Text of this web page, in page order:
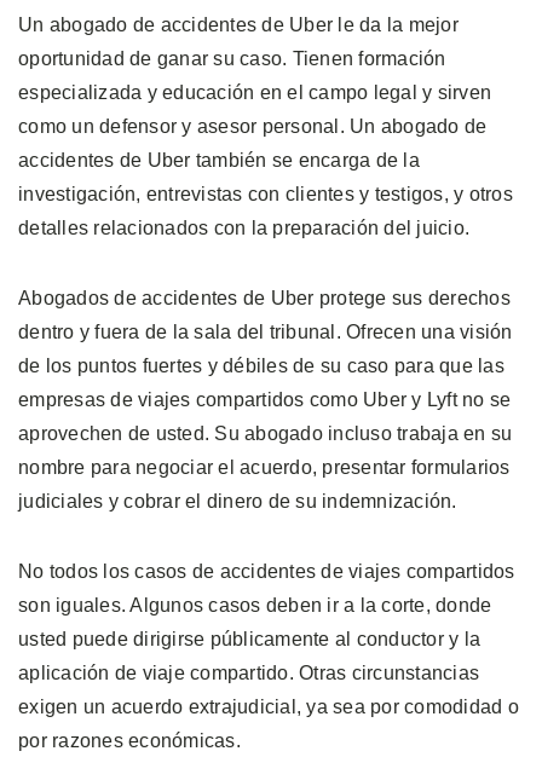
Un abogado de accidentes de Uber le da la mejor
oportunidad de ganar su caso. Tienen formación
especializada y educación en el campo legal y sirven
como un defensor y asesor personal. Un abogado de
accidentes de Uber también se encarga de la
investigación, entrevistas con clientes y testigos, y otros
detalles relacionados con la preparación del juicio.
Abogados de accidentes de Uber protege sus derechos
dentro y fuera de la sala del tribunal. Ofrecen una visión
de los puntos fuertes y débiles de su caso para que las
empresas de viajes compartidos como Uber y Lyft no se
aprovechen de usted. Su abogado incluso trabaja en su
nombre para negociar el acuerdo, presentar formularios
judiciales y cobrar el dinero de su indemnización.
No todos los casos de accidentes de viajes compartidos
son iguales. Algunos casos deben ir a la corte, donde
usted puede dirigirse públicamente al conductor y la
aplicación de viaje compartido. Otras circunstancias
exigen un acuerdo extrajudicial, ya sea por comodidad o
por razones económicas.